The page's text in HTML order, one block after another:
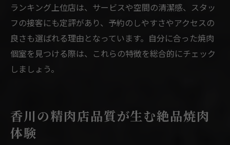
ランキング上位店は、サービスや空間の清潔感、スタッ
フの接客にも定評があり、予約のしやすさやアクセスの
良さも選ばれる理由となっています。自分に合った焼肉
個室を見つける際は、これらの特徴を総合的にチェック
しましょう。
香川の精肉店品質が生む絶品焼肉
体験